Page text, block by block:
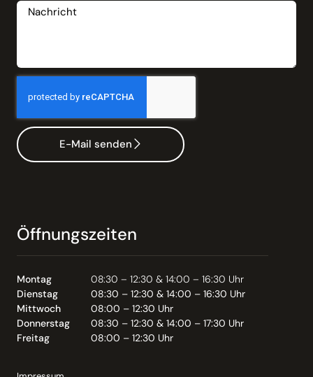
E-Mail senden
Öffnungszeiten
Montag
08:30 – 12:30 & 14:00 – 16:30 Uhr
Dienstag
08:30 – 12:30 & 14:00 – 16:30 Uhr
Mittwoch
08:00 – 12:30 Uhr
Donnerstag
08:30 – 12:30 & 14:00 – 17:30 Uhr
Freitag
08:00 – 12:30 Uhr